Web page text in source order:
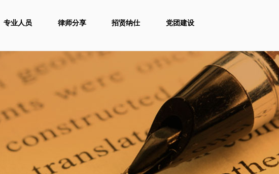
专业人员 律师分享 招贤纳仕 党团建设